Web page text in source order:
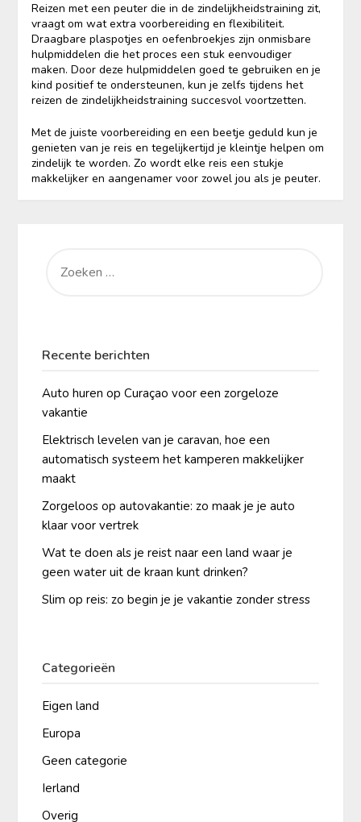
Reizen met een peuter die in de zindelijkheidstraining zit,
vraagt om wat extra voorbereiding en flexibiliteit.
Draagbare plaspotjes en oefenbroekjes zijn onmisbare
hulpmiddelen die het proces een stuk eenvoudiger
maken. Door deze hulpmiddelen goed te gebruiken en je
kind positief te ondersteunen, kun je zelfs tijdens het
reizen de zindelijkheidstraining succesvol voortzetten.
Met de juiste voorbereiding en een beetje geduld kun je
genieten van je reis en tegelijkertijd je kleintje helpen om
zindelijk te worden. Zo wordt elke reis een stukje
makkelijker en aangenamer voor zowel jou als je peuter.
NAAR:
Recente berichten
Auto huren op Curaçao voor een zorgeloze
vakantie
Elektrisch levelen van je caravan, hoe een
automatisch systeem het kamperen makkelijker
maakt
Zorgeloos op autovakantie: zo maak je je auto
klaar voor vertrek
Wat te doen als je reist naar een land waar je
geen water uit de kraan kunt drinken?
Slim op reis: zo begin je je vakantie zonder stress
Categorieën
Eigen land
Europa
Geen categorie
Ierland
Overig